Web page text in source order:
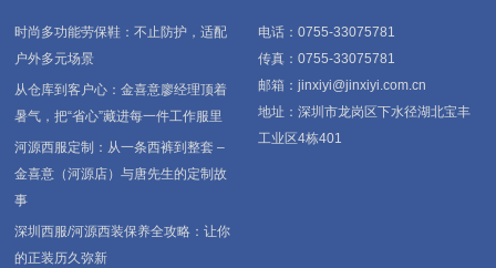
时尚多功能劳保鞋：不止防护，适配
户外多元场景
从仓库到客户心：金喜意廖经理顶着
暑气，把“省心”藏进每一件工作服里
河源西服定制：从一条西裤到整套 –
金喜意（河源店）与唐先生的定制故
事
深圳西服/河源西装保养全攻略：让你
的正装历久弥新
电话：0755-33075781
传真：0755-33075781
邮箱：jinxiyi@jinxiyi.com.cn
地址：深圳市龙岗区下水径湖北宝丰
工业区4栋401